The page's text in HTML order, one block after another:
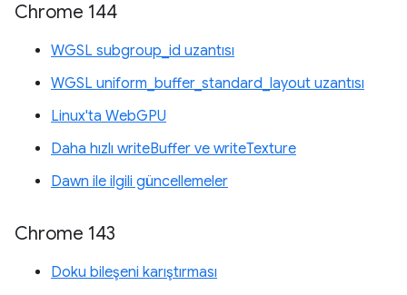
Chrome 144
WGSL subgroup_id uzantısı
WGSL uniform_buffer_standard_layout uzantısı
Linux'ta WebGPU
Daha hızlı writeBuffer ve writeTexture
Dawn ile ilgili güncellemeler
Chrome 143
Doku bileşeni karıştırması